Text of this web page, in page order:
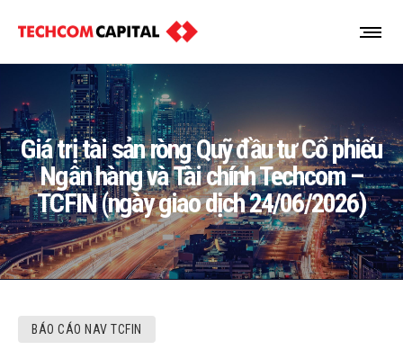
Giá trị tài sản ròng Quỹ đầu tư Cổ phiếu
Ngân hàng và Tài chính Techcom –
TCFIN (ngày giao dịch 24/06/2026)
BÁO CÁO NAV TCFIN